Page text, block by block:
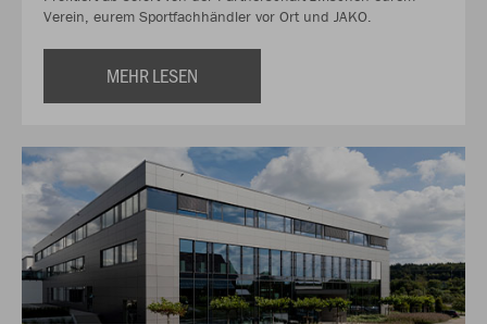
Verein, eurem Sportfachhändler vor Ort und JAKO.
MEHR LESEN